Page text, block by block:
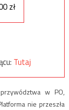
zł
Tutaj
w PO,
nie przeszła